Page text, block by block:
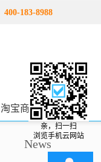
400-183-8988
淘宝商城
News
亲，扫一扫
浏览手机云网站